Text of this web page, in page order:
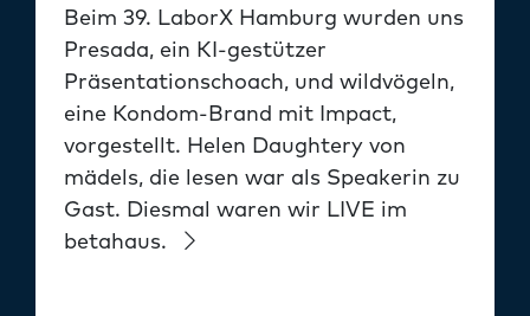
Beim 39. LaborX Hamburg wurden uns
Presada, ein KI-gestützer
Präsentationschoach, und wildvögeln,
eine Kondom-Brand mit Impact,
vorgestellt. Helen Daughtery von
mädels, die lesen war als Speakerin zu
Gast. Diesmal waren wir LIVE im
betahaus.